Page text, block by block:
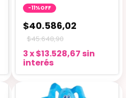
-11%OFF
$40.586,02
$45.648,90
3x$13.528,67 sin
interés